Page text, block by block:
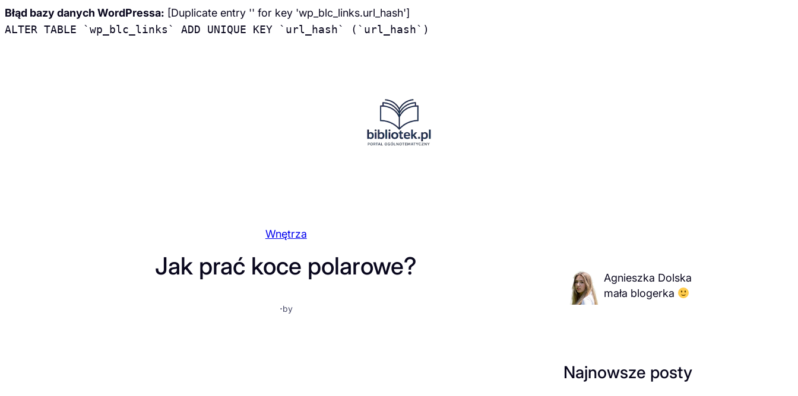
Błąd bazy danych WordPressa: [Duplicate entry '' for key 'wp_blc_links.url_hash']
ALTER TABLE `wp_blc_links` ADD UNIQUE KEY `url_hash` (`url_hash`)
Wnętrza
Jak prać koce polarowe?
·by
Agnieszka Dolska
mała blogerka
Najnowsze posty